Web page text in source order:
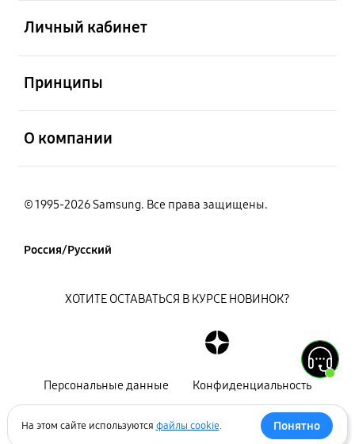
Личный кабинет
Принципы
О компании
© 1995-2026 Samsung. Все права защищены.
Россия/Русский
Персональные данные Конфиденциальность
ХОТИТЕ ОСТАВАТЬСЯ В КУРСЕ НОВИНОК?
На этом сайте используются файлы cookie. Понятно